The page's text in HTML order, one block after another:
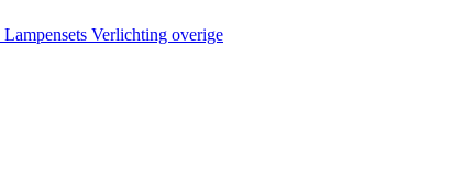
Lampensets Verlichting overige